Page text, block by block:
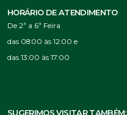
HORÁRIO DE ATENDIMENTO
De 2ª a 6ª Feira
das 08:00 às 12:00 e
das 13:00 às 17:00
SUGERIMOS VISITAR TAMBÉM: